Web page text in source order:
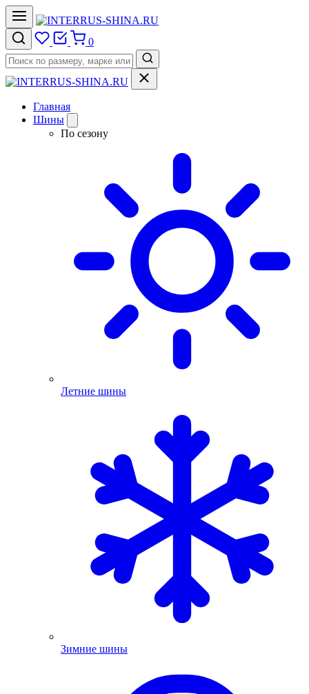
0
Главная
Шины
По сезону
Летние шины
Зимние шины